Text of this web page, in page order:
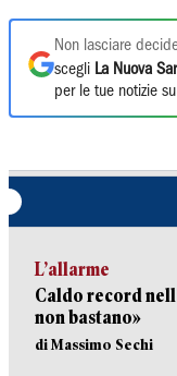
Non lasciare
scegli La Nuova
per le tue notizie
L’allarme
Caldo record
non bastano»
di Massimo Sechi